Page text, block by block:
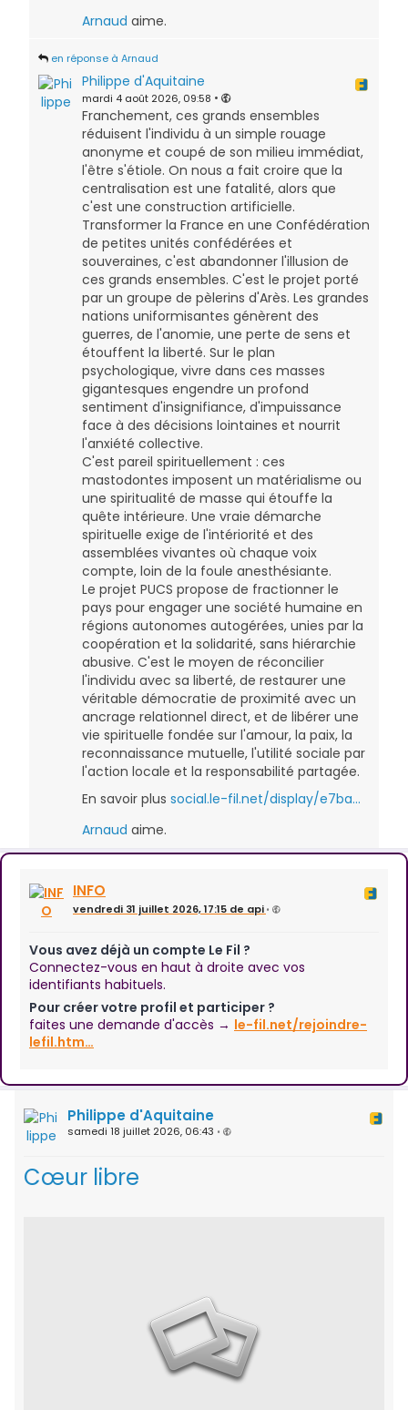
Arnaud aime.
en réponse à Arnaud
Philippe d'Aquitaine
mardi 4 août 2026, 09:58 •
Franchement, ces grands ensembles
réduisent l'individu à un simple rouage
anonyme et coupé de son milieu immédiat,
l'être s'étiole. On nous a fait croire que la
centralisation est une fatalité, alors que
c'est une construction artificielle.
Transformer la France en une Confédération
de petites unités confédérées et
souveraines, c'est abandonner l'illusion de
ces grands ensembles. C'est le projet porté
par un groupe de pèlerins d'Arès. Les grandes
nations uniformisantes génèrent des
guerres, de l'anomie, une perte de sens et
étouffent la liberté. Sur le plan
psychologique, vivre dans ces masses
gigantesques engendre un profond
sentiment d'insignifiance, d'impuissance
face à des décisions lointaines et nourrit
l'anxiété collective.
C'est pareil spirituellement : ces
mastodontes imposent un matérialisme ou
une spiritualité de masse qui étouffe la
quête intérieure. Une vraie démarche
spirituelle exige de l'intériorité et des
assemblées vivantes où chaque voix
compte, loin de la foule anesthésiante.
Le projet PUCS propose de fractionner le
pays pour engager une société humaine en
régions autonomes autogérées, unies par la
coopération et la solidarité, sans hiérarchie
abusive. C'est le moyen de réconcilier
l'individu avec sa liberté, de restaurer une
véritable démocratie de proximité avec un
ancrage relationnel direct, et de libérer une
vie spirituelle fondée sur l'amour, la paix, la
reconnaissance mutuelle, l'utilité sociale par
l'action locale et la responsabilité partagée.
En savoir plus social.le-fil.net/display/e7ba…
Arnaud aime.
INFO
vendredi 31 juillet 2026, 17:15 de api •
Vous avez déjà un compte Le Fil ?
Connectez-vous en haut à droite avec vos
identifiants habituels.
Pour créer votre profil et participer ?
faites une demande d'accès → le-fil.net/rejoindre-
lefil.htm…
Philippe d'Aquitaine
samedi 18 juillet 2026, 06:43 •
Cœur libre